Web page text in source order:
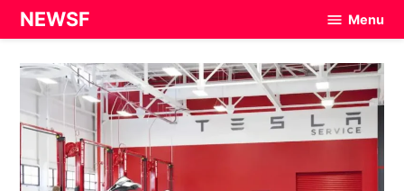
Skip
to
content
NEWSF Menu